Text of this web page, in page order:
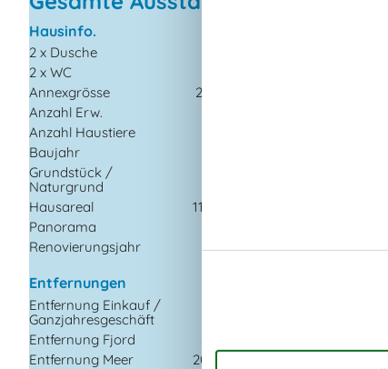
Hausinfo.
2 x Dusche
2 x WC
Annexgrösse
20 m²
Anzahl Erw.
Anzahl Haustiere
Baujahr
Grundstück /
Naturgrund
Hausareal
119 m²
Panorama
Renovierungsjahr
2021
Entfernungen
Entfernung Einkauf /
Ganzjahresgeschäft
Entfernung Fjord
Entfernung Meer
208 m
Wäschetrockner
Kostenloses